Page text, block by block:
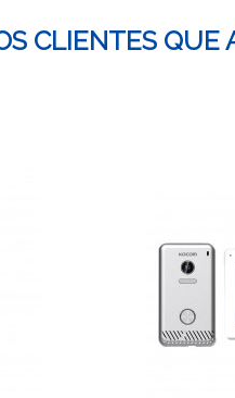
CLIENTES QUE